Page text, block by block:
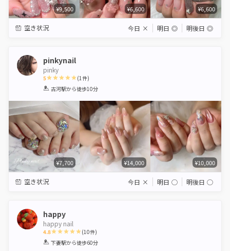
¥9,500 ¥6,600 ¥6,600
空き状況 今日 × 明日 ◎ 明後日 ◎
pinkynail
pinky
5
1 2 3 4 5
(1件)
古河駅から徒歩10分
¥7,700 ¥14,000 ¥10,000
空き状況 今日 × 明日 ◯ 明後日 ◯
happy
happy nail
4.8
1 2 3 4 5
(10件)
下妻駅から徒歩60分